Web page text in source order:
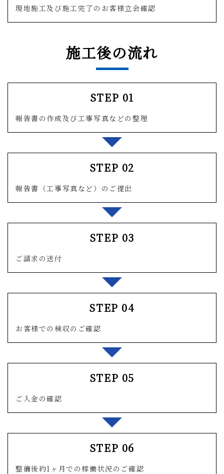
現地施工及び施工完了のお客様立会確認
施工後の流れ
STEP 01
報告書の作成及び工事写真などの整理
STEP 02
報告書（工事写真など）のご提出
STEP 03
ご請求の送付
STEP 04
お客様での検収のご確認
STEP 05
ご入金の確認
STEP 06
整備後約1ヶ月での稼働状況のご確認